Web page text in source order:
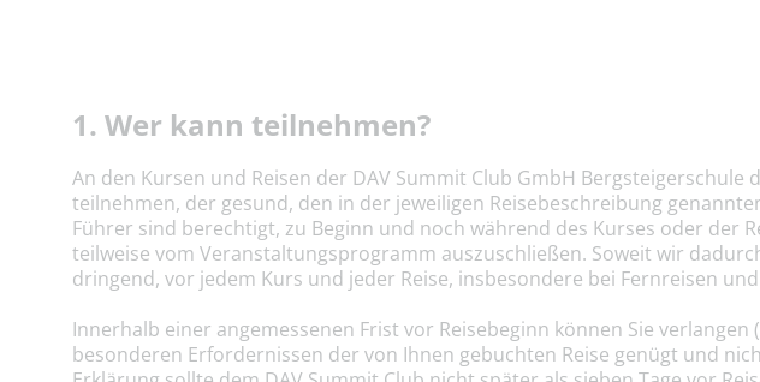
1. Wer kann teilnehmen?
An den Kursen und Reisen der DAV Summit Club GmbH
teilnehmen, der gesund, den in der jeweiligen Reisebeschreibung
Führer sind berechtigt, zu Beginn und noch während des Kurses oder der
teilweise vom Veranstaltungsprogramm auszuschließen. Soweit wir
dringend, vor jedem Kurs und jeder Reise, insbesondere bei Fernreisen
Innerhalb einer angemessenen Frist vor Reisebeginn können Sie
besonderen Erfordernissen der von Ihnen gebuchten Reise genügt und